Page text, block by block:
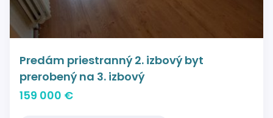
Predám priestranný 2. izbový byt
prerobený na 3. izbový
159 000 €